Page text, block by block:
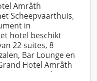
Amrâth
Scheepvaarthuis,
in
hotel beschikt
22 suites, 8
Bar Lounge en
Hotel Amrâth
meter van het